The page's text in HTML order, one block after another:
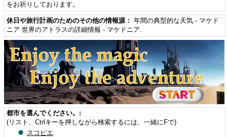
をお祈りしております。
休日や旅行計画のためのその他の情報源：
年間の典型的な天気 - マケド
ニア 世界のアトラスの詳細情報 - マケドニア.
都市を選んでください。:
(リスト、Ctrlキーを押しながら検索するには、一緒にFで)
スコピエ